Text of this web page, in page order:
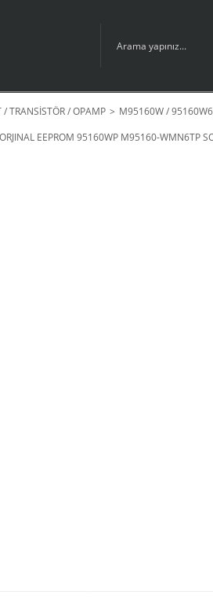
/ TRANSİSTÖR / OPAMP
M95160W / 95160W6